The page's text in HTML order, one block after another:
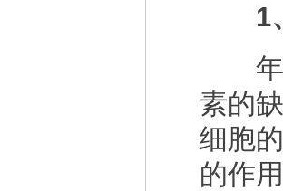
1、
年轻
素的
细胞
的作